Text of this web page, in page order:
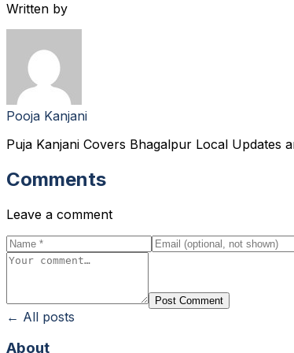
Written by
Pooja Kanjani
Puja Kanjani Covers Bhagalpur Local Updates
Comments
Leave a comment
Post Comment
← All posts
About